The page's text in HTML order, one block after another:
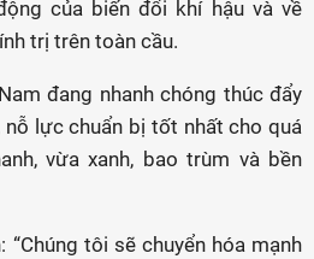
của biến đổi khí hậu và về
trị trên toàn cầu.
đang nhanh chóng thúc đẩy
lực chuẩn bị tốt nhất cho quá
vừa xanh, bao trùm và bền
tôi sẽ chuyển hóa mạnh